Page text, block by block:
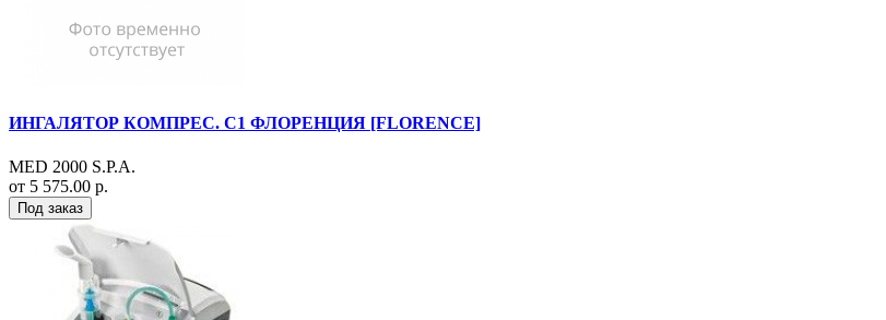
ИНГАЛЯТОР КОМПРЕС. С1 ФЛОРЕНЦИЯ [FLORENCE]
MED 2000 S.P.A.
от 5 575.00 р.
Под заказ